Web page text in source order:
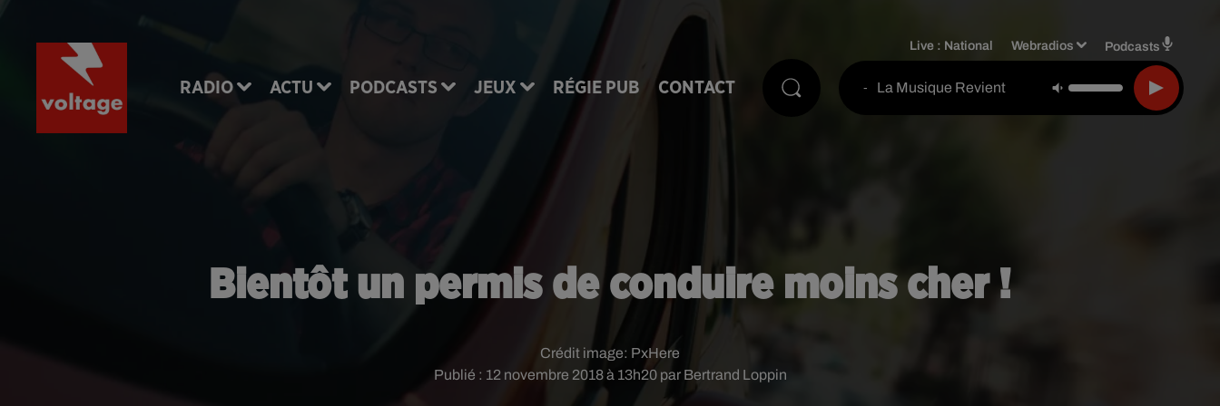
RADIO ACTU PODCASTS JEUX RÉGIE PUB CONTACT
Live : National Webradios Podcasts
- La Musique Revient
Bientôt un permis de conduire moins cher !
Publié : 12 novembre 2018 à 13h20 par Bertrand Loppin
Crédit image: PxHere